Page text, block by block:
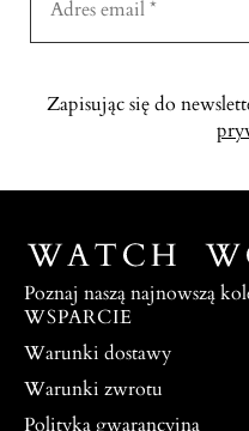
Zapisując się do
Poznaj naszą najnowszą
WSPARCIE
Warunki dostawy
Warunki zwrotu
Polityka gwarancyjna